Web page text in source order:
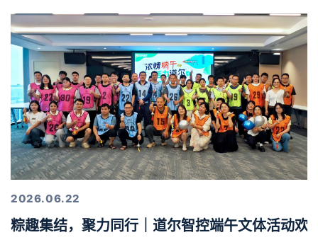
2026.06.22
粽趣集结，聚力同行｜道尔智控端午文体活动欢